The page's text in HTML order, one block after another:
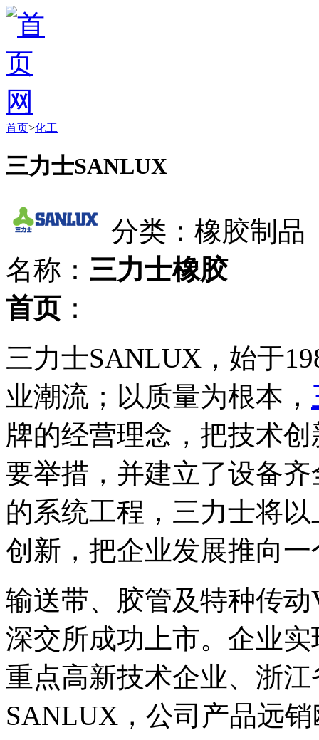
首页>化工
三力士SANLUX
分类：橡胶制品
名称： 三力士橡胶
首页 ：
三力士SANLUX，始于
业潮流；以质量为根本，
牌的经营理念，把技术
要举措，并建立了设备
的系统工程，三力士将
创新，把企业发展推向
输送带、胶管及特种传
深交所成功上市。企业
重点高新技术企业、浙
SANLUX，公司产品远